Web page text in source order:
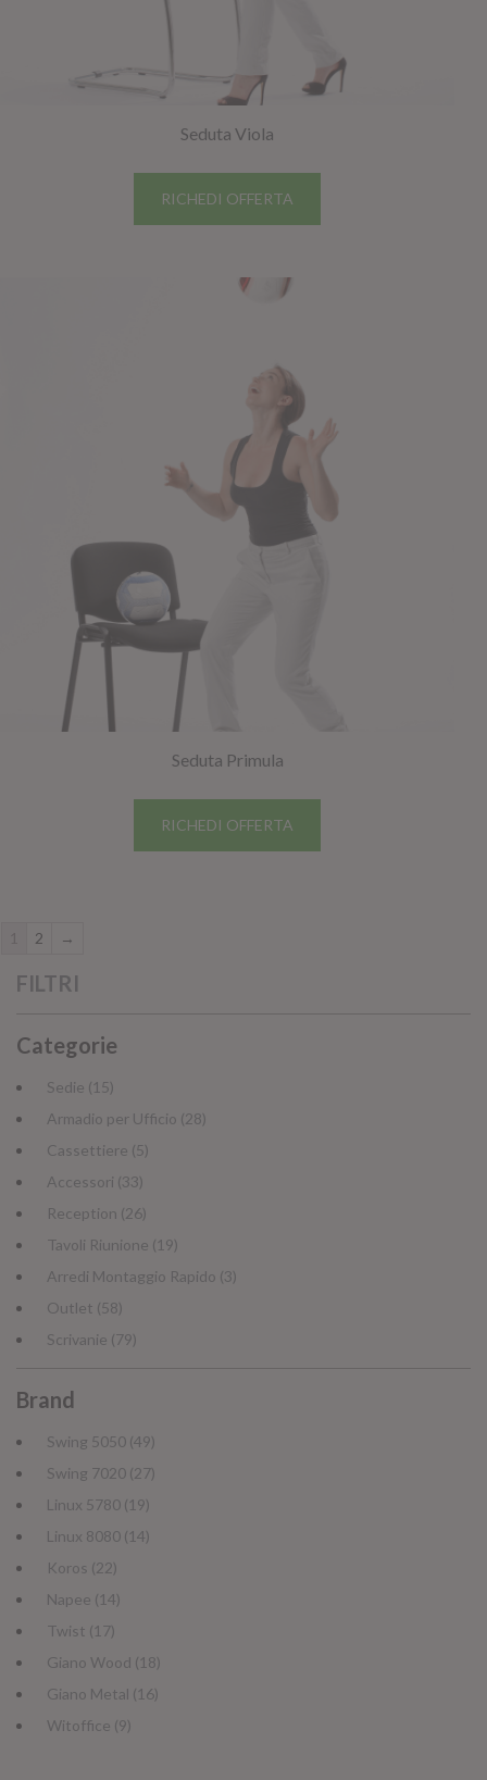
Seduta Viola
RICHEDI OFFERTA
Seduta Primula
RICHEDI OFFERTA
2 →
FILTRI
Categorie
Sedie (15)
Armadio per Ufficio (28)
Cassettiere (5)
Accessori (33)
Reception (26)
Tavoli Riunione (19)
Arredi Montaggio Rapido (3)
Outlet (58)
Scrivanie (79)
Brand
Swing 5050 (49)
Swing 7020 (27)
Linux 5780 (19)
Linux 8080 (14)
Koros (22)
Napee (14)
Twist (17)
Giano Wood (18)
Giano Metal (16)
Witoffice (9)